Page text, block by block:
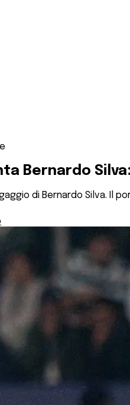
Bernardo
di Bernardo Silva. Il